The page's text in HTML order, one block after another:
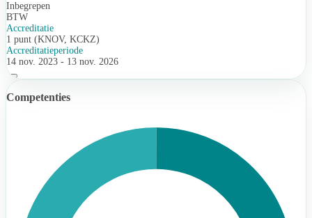
Inbegrepen
BTW
Accreditatie
1 punt (KNOV, KCKZ)
Accreditatieperiode
14 nov. 2023 - 13 nov. 2026
Competenties